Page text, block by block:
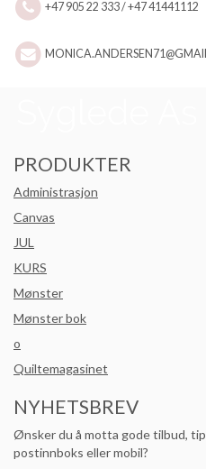
+47 905 22 333 / +47 41441112
PRODUKTER
Administrasjon
Canvas
JUL
KURS
Mønster
Mønster bok
o
Quiltemagasinet
NYHETSBREV
Ønsker du å motta gode tilbud,
postinnboks eller mobil?